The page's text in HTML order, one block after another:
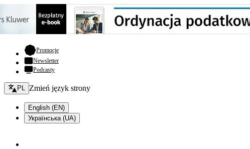
Promocje- otwiera się w nowej karcie
Newsletter
Podcasty
Zmień język - bieżący:
PL Zmień język strony
English (EN)
Українська (UA)